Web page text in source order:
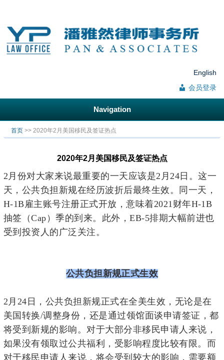
English
会员登录
Navigation
你在这里
首页 >> 2020年2月美国移民及签证热点
2020年2月美国移民及签证热点
2月份对大家来说最重要的一天应该是2月24日。这一
天，公共负担新规在经历波折后最终生效。同一天，
H-1B雇主账号注册正式开放，意味着2021财年H-1B
抽签（Cap）季的到来。此外，EB-5排期大幅前进也
受到投资人的广泛关注。
公共负担新规正式生效
2月24日，公共负担新规正式在全美生效，无论是在
美国转换/调整身份，还是通过领馆面谈申请签证，都
将受到新规的影响。对于大部分非移民申请人来说，
如果没有领取过公共福利，受影响程度比较有限。而
对于移民申请人来说，将会受到较大的影响，需要额